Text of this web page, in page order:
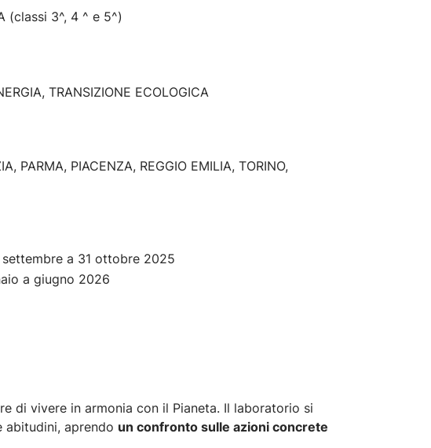
(classi 3^, 4 ^ e 5^)
TRANSIZIONE ECOLOGICA
PARMA, PIACENZA, REGGIO EMILIA, TORINO,
settembre a 31 ottobre 2025
a giugno 2026
di vivere in armonia con il Pianeta. Il laboratorio si
abitudini, aprendo un confronto sulle azioni concrete